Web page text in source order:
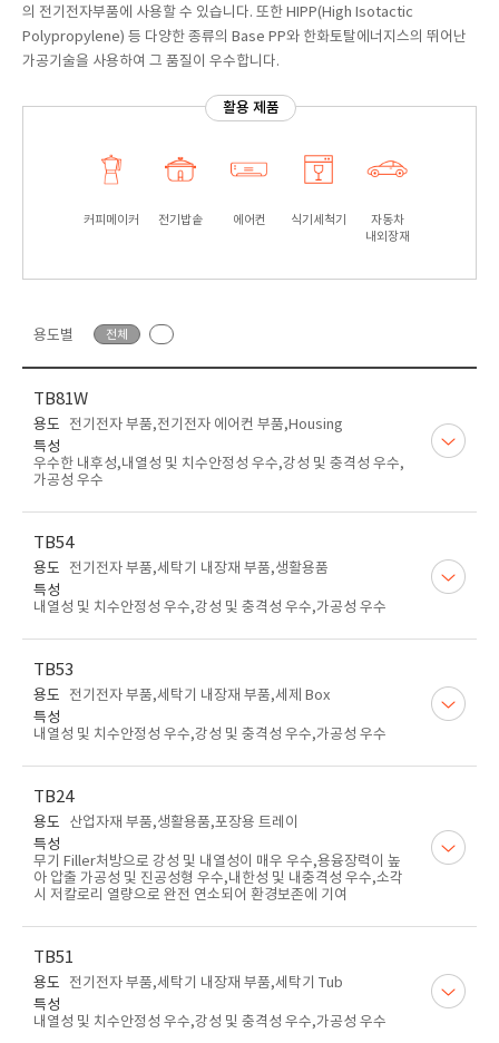
의 전기전자부품에 사용할 수 있습니다. 또한 HIPP(High Isotactic
Polypropylene) 등 다양한 종류의 Base PP와 한화토탈에너지스의 뛰어난
가공기술을 사용하여 그 품질이 우수합니다.
활용 제품
커피메이커 전기밥솥 에어컨 식기세척기
자동차
내외장재
용도별 전체
TB81W
용도
전기전자 부품,전기전자 에어컨 부품,Housing
특성
우수한 내후성,내열성 및 치수안정성 우수,강성 및 충격성 우수,
가공성 우수
TB54
용도
전기전자 부품,세탁기 내장재 부품,생활용품
특성
내열성 및 치수안정성 우수,강성 및 충격성 우수,가공성 우수
TB53
용도
전기전자 부품,세탁기 내장재 부품,세제 Box
특성
내열성 및 치수안정성 우수,강성 및 충격성 우수,가공성 우수
TB24
용도
산업자재 부품,생활용품,포장용 트레이
특성
무기 Filler처방으로 강성 및 내열성이 매우 우수,용융장력이 높
아 압출 가공성 및 진공성형 우수,내한성 및 내충격성 우수,소각
시 저칼로리 열량으로 완전 연소되어 환경보존에 기여
TB51
용도
전기전자 부품,세탁기 내장재 부품,세탁기 Tub
특성
내열성 및 치수안정성 우수,강성 및 충격성 우수,가공성 우수